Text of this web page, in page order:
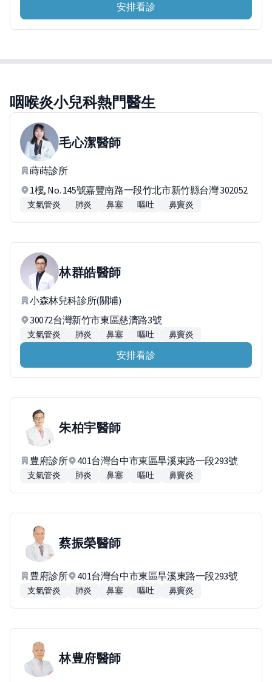
安排看診
咽喉炎小兒科熱門醫生
毛心潔醫師
蒔蒔診所
1樓, No. 145號嘉豐南路一段竹北市新竹縣台灣 302052
支氣管炎 肺炎 鼻塞 嘔吐 鼻竇炎
林群皓醫師
小森林兒科診所(關埔)
30072台灣新竹市東區慈濟路3號
支氣管炎 肺炎 鼻塞 嘔吐 鼻竇炎
安排看診
朱柏宇醫師
豊府診所 401台灣台中市東區旱溪東路一段293號
支氣管炎 肺炎 鼻塞 嘔吐 鼻竇炎
蔡振榮醫師
豊府診所 401台灣台中市東區旱溪東路一段293號
支氣管炎 肺炎 鼻塞 嘔吐 鼻竇炎
林豊府醫師